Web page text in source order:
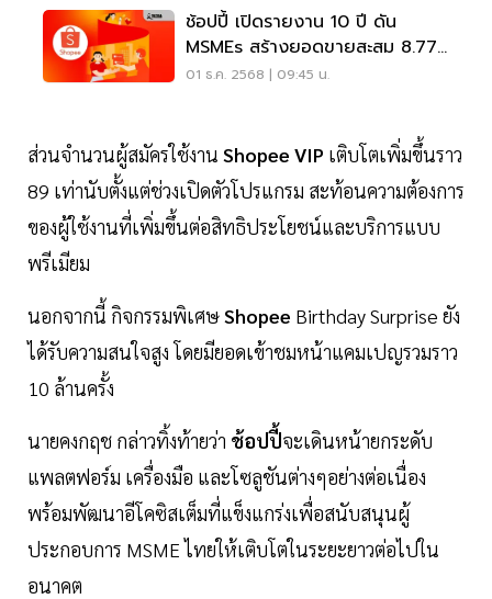
ช้อปปี้ เปิดรายงาน 10 ปี ดัน
MSMEs สร้างยอดขายสะสม 8.77
ล้านล้านบาท
01 ธ.ค. 2568 | 09:45 น.
ส่วนจำนวนผู้สมัครใช้งาน Shopee VIP เติบโตเพิ่มขึ้นราว
89 เท่านับตั้งแต่ช่วงเปิดตัวโปรแกรม สะท้อนความต้องการ
ของผู้ใช้งานที่เพิ่มขึ้นต่อสิทธิประโยชน์และบริการแบบ
พรีเมียม
นอกจากนี้ กิจกรรมพิเศษShopee Birthday Surprise ยัง
ได้รับความสนใจสูง โดยมียอดเข้าชมหน้าแคมเปญรวมราว
10 ล้านครั้ง
นายคงกฤช กล่าวทิ้งท้ายว่า ช้อปปี้จะเดินหน้ายกระดับ
แพลตฟอร์ม เครื่องมือ และโซลูชันต่างๆอย่างต่อเนื่อง
พร้อมพัฒนาอีโคซิสเต็มที่แข็งแกร่งเพื่อสนับสนุนผู้
ประกอบการ MSME ไทยให้เติบโตในระยะยาวต่อไปใน
อนาคต